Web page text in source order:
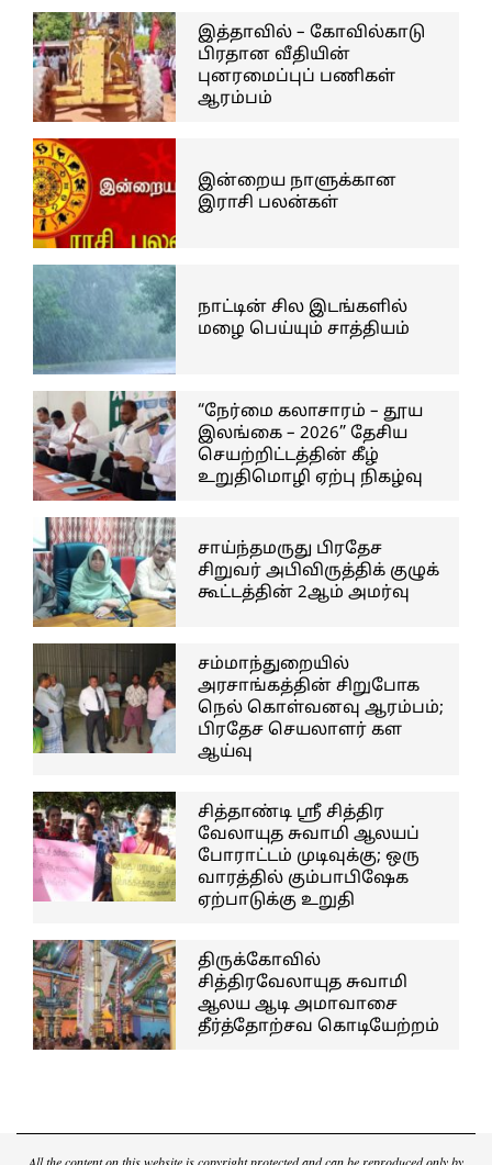
இத்தாவில் – கோவில்காடு
பிரதான வீதியின்
புனரமைப்புப் பணிகள்
ஆரம்பம்
இன்றைய நாளுக்கான
இராசி பலன்கள்
நாட்டின் சில இடங்களில்
மழை பெய்யும் சாத்தியம்
“நேர்மை கலாசாரம் – தூய
இலங்கை – 2026” தேசிய
செயற்றிட்டத்தின் கீழ்
உறுதிமொழி ஏற்பு நிகழ்வு
சாய்ந்தமருது பிரதேச
சிறுவர் அபிவிருத்திக் குழுக்
கூட்டத்தின் 2ஆம் அமர்வு
சம்மாந்துறையில்
அரசாங்கத்தின் சிறுபோக
நெல் கொள்வனவு ஆரம்பம்;
பிரதேச செயலாளர் கள
ஆய்வு
சித்தாண்டி ஸ்ரீ சித்திர
வேலாயுத சுவாமி ஆலயப்
போராட்டம் முடிவுக்கு; ஒரு
வாரத்தில் கும்பாபிஷேக
ஏற்பாடுக்கு உறுதி
திருக்கோவில்
சித்திரவேலாயுத சுவாமி
ஆலய ஆடி அமாவாசை
தீர்த்தோற்சவ கொடியேற்றம்